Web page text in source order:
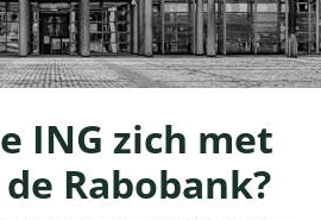
ING zich met
Rabobank?